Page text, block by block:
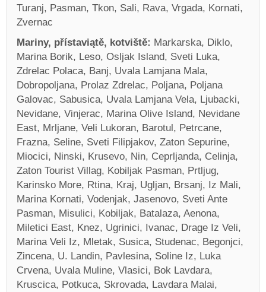
Turanj, Pasman, Tkon, Sali, Rava, Vrgada, Kornati,
Zvernac
Mariny, přístaviątě, kotviště: Markarska, Diklo,
Marina Borik, Leso, Osljak Island, Sveti Luka,
Zdrelac Polaca, Banj, Uvala Lamjana Mala,
Dobropoljana, Prolaz Zdrelac, Poljana, Poljana
Galovac, Sabusica, Uvala Lamjana Vela, Ljubacki,
Nevidane, Vinjerac, Marina Olive Island, Nevidane
East, Mrljane, Veli Lukoran, Barotul, Petrcane,
Frazna, Seline, Sveti Filipjakov, Zaton Sepurine,
Miocici, Ninski, Krusevo, Nin, Ceprljanda, Celinja,
Zaton Tourist Villag, Kobiljak Pasman, Prtljug,
Karinsko More, Rtina, Kraj, Ugljan, Brsanj, Iz Mali,
Marina Kornati, Vodenjak, Jasenovo, Sveti Ante
Pasman, Misulici, Kobiljak, Batalaza, Aenona,
Miletici East, Knez, Ugrinici, Ivanac, Drage Iz Veli,
Marina Veli Iz, Mletak, Susica, Studenac, Begonjci,
Zincena, U. Landin, Pavlesina, Soline Iz, Luka
Crvena, Uvala Muline, Vlasici, Bok Lavdara,
Kruscica, Potkuca, Skrovada, Lavdara Malai,